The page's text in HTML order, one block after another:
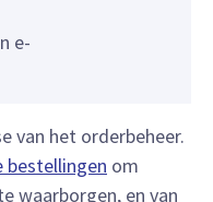
e-
van het orderbeheer.
bestellingen om
waarborgen, en van